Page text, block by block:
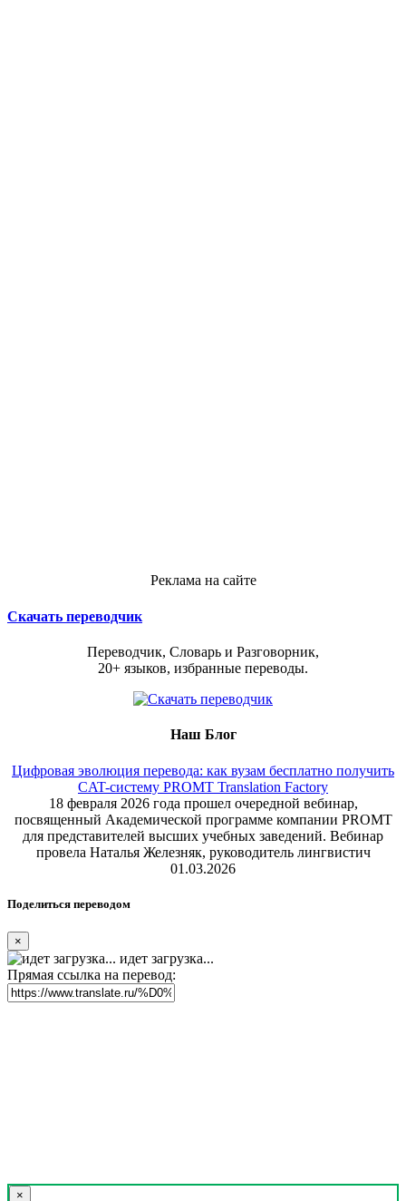
Реклама на сайте
Скачать переводчик
Переводчик, Словарь и Разговорник,
20+ языков, избранные переводы.
Наш Блог
Цифровая эволюция перевода: как вузам бесплатно получить
CAT-систему PROMT Translation Factory
18 февраля 2026 года прошел очередной вебинар,
посвященный Академической программе компании PROMT
для представителей высших учебных заведений. Вебинар
провела Наталья Железняк, руководитель лингвистич
01.03.2026
Поделиться переводом
×
идет загрузка...
Прямая ссылка на перевод:
×